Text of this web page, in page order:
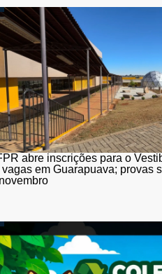
abre inscrições para o
vagas em Guarapuava; provas